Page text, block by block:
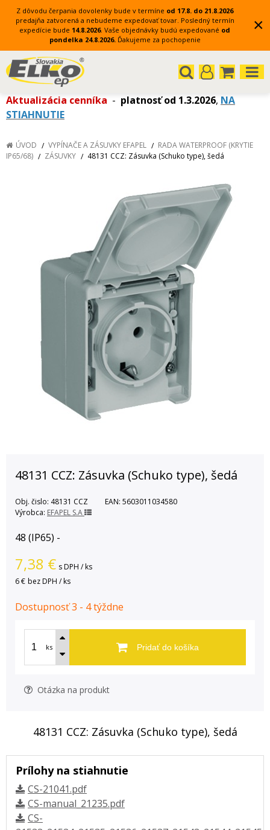
Z dôvodu čerpania dovolenky bude v termíne od 17.8. do 21.8.2026
predajňa zatvorená a nebudeme expedovať tovar. Posledný termín
expedície bude 14.8.2026. Vaše objednávky budú expedované od
pondelka 24.8.2026. Ďakujeme za pochopenie
×
Aktualizácia cenníka - platnosť od 1.3.2026, NA
STIAHNUTIE
ÚVOD VYPÍNAČE A ZÁSUVKY EFAPEL
RADA WATERPROOF (KRYTIE
IP65/68)
ZÁSUVKY 48131 CCZ: Zásuvka (Schuko type), šedá
48131 CCZ: Zásuvka (Schuko type), šedá
Obj. čislo: 48131 CCZ EAN: 5603011034580
Výrobca: EFAPEL S.A
48 (IP65) -
7,38 € s DPH / ks
6 € bez DPH / ks
Dostupnosť 3 - 4 týždne
ks Pridať do košíka
Otázka na produkt
48131 CCZ: Zásuvka (Schuko type), šedá
Prílohy na stiahnutie
CS-21041.pdf
CS-manual_21235.pdf
CS-